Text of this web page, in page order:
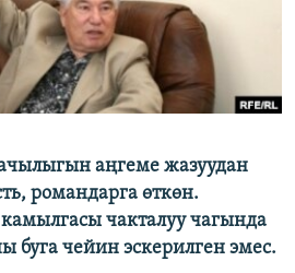
аңгеме жазуудан
романдарга өткөн.
чакталуу чагында
буга чейин эскерилген эмес.